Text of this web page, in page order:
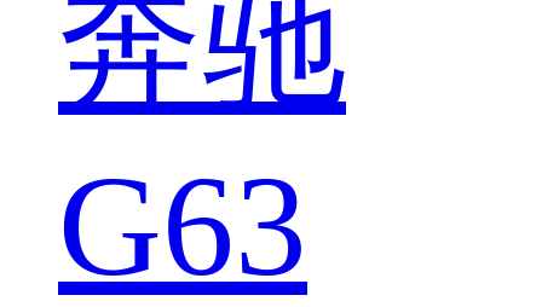
奔驰
G63